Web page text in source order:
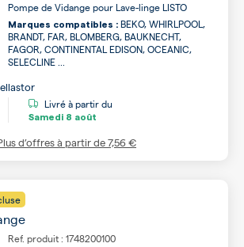
Pompe de Vidange pour Lave-linge LISTO
Marques compatibles : BEKO, WHIRLPOOL,
BRANDT, FAR, BLOMBERG, BAUKNECHT,
FAGOR, CONTINENTAL EDISON, OCEANIC,
SELECLINE ...
Livré à partir du
Samedi 8 août
d’offres à partir de7,56 €
Ref. produit : 1748200100